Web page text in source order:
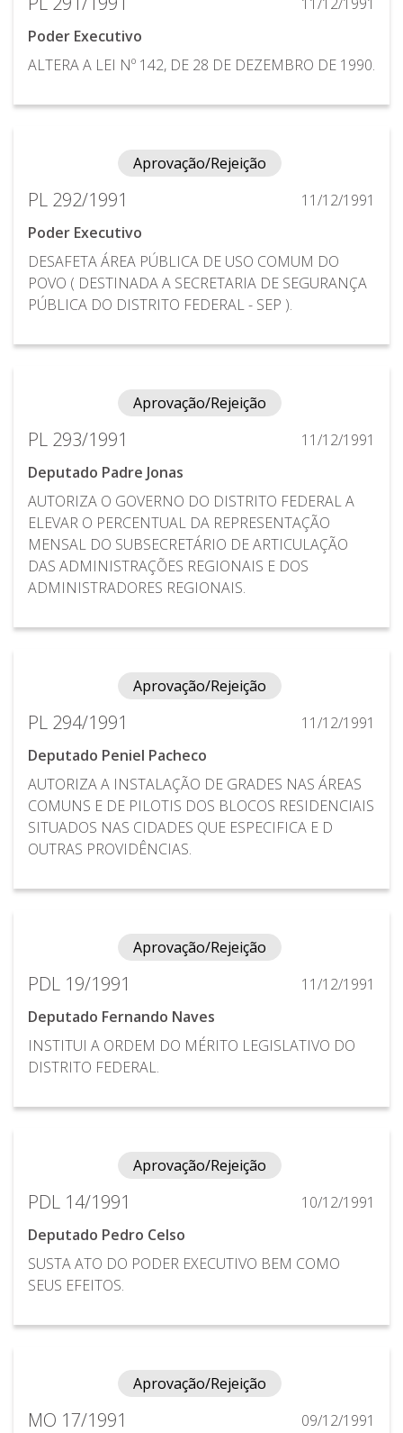
Poder Executivo
ALTERA A LEI Nº 142, DE 28 DE DEZEMBRO DE 1990.
Aprovação/Rejeição
PL 292/1991
11/12/1991
Poder Executivo
DESAFETA ÁREA PÚBLICA DE USO COMUM DO
POVO ( DESTINADA A SECRETARIA DE SEGURANÇA
PÚBLICA DO DISTRITO FEDERAL - SEP ).
Aprovação/Rejeição
PL 293/1991
11/12/1991
Deputado Padre Jonas
AUTORIZA O GOVERNO DO DISTRITO FEDERAL A
ELEVAR O PERCENTUAL DA REPRESENTAÇÃO
MENSAL DO SUBSECRETÁRIO DE ARTICULAÇÃO
DAS ADMINISTRAÇÕES REGIONAIS E DOS
ADMINISTRADORES REGIONAIS.
Aprovação/Rejeição
PL 294/1991
11/12/1991
Deputado Peniel Pacheco
AUTORIZA A INSTALAÇÃO DE GRADES NAS ÁREAS
COMUNS E DE PILOTIS DOS BLOCOS RESIDENCIAIS
SITUADOS NAS CIDADES QUE ESPECIFICA E D
OUTRAS PROVIDÊNCIAS.
Aprovação/Rejeição
PDL 19/1991
11/12/1991
Deputado Fernando Naves
INSTITUI A ORDEM DO MÉRITO LEGISLATIVO DO
DISTRITO FEDERAL.
Aprovação/Rejeição
PDL 14/1991
10/12/1991
Deputado Pedro Celso
SUSTA ATO DO PODER EXECUTIVO BEM COMO
SEUS EFEITOS.
Aprovação/Rejeição
MO 17/1991 09/12/1991